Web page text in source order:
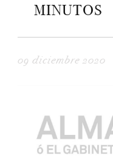
MINUTOS
09 diciembre 2020